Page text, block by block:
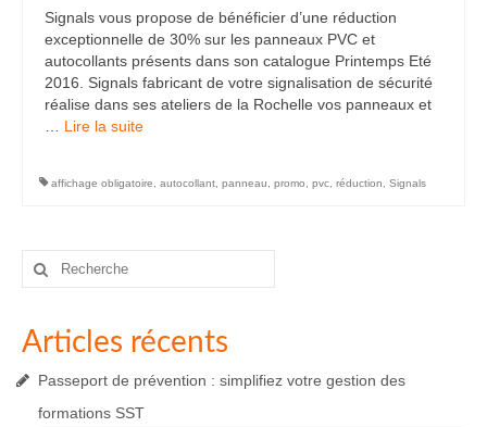
Signals vous propose de bénéficier d’une réduction
exceptionnelle de 30% sur les panneaux PVC et
autocollants présents dans son catalogue Printemps Eté
2016. Signals fabricant de votre signalisation de sécurité
réalise dans ses ateliers de la Rochelle vos panneaux et
Lire la suite­­
affichage obligatoire autocollant panneau promo pvc réduction Signals
Rechercher
Articles récents
Passeport de prévention : simplifiez votre gestion des
formations SST